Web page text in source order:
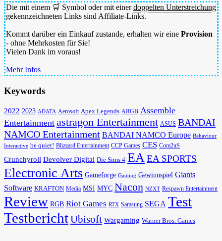
Die mit einem 🛒 Symbol oder mit einerdoppelten Unterstreichung
gekennzeichneten Links sind Affiliate-Links.
Kommt darüber ein Einkauf zustande, erhalten wir eine Provision
- ohne Mehrkosten für Sie!
Vielen Dank im voraus!
Mehr Infos
Keywords
2022 2023 ADATA Aerosoft Apex Legends ARGB Assemble
Entertainment astragon Entertainment ASUS BANDAI
NAMCO Entertainment BANDAI NAMCO Europe Behaviour
Interactive be quiet! Blizzard Entertainment CCP Games CES Com2uS
Crunchyroll Devolver Digital Die Sims 4 EAEA SPORTS
Electronic Arts Gameforge Gaming Gewinnspiel Giants
Software KRAFTON Media MSI MYC Nacon NZXT Respawn Entertainment
Review RGB Riot Games RTX Samsung SEGA Test
TestberichtUbisoft Wargaming Warner Bros. Games